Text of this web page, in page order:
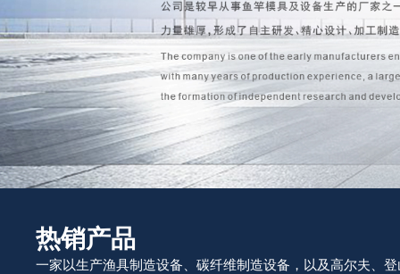
热销产品
一家以生产渔具制造设备、碳纤维制造设备，以及高尔夫、